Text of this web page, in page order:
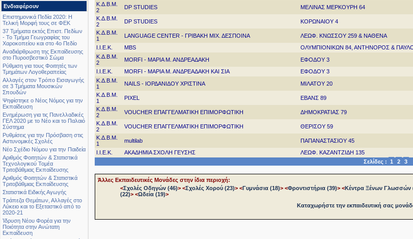
Ενδιαφέρουν
Επιστημονικά Πεδία 2020: Η
Τελική Μορφή τους σε ΦΕΚ
37 Τμήματα εκτός Επιστ. Πεδίων
- Το Τμήμα Γεωγραφίας του
Χαροκοπείου και στο 4ο Πεδίο
Αναδιάρθρωση της Εκπαίδευσης
στο Πυροσβεστικό Σώμα
Ρύθμιση για τους Φοιτητές των
Τμημάτων Λογοθεραπείας
Αλλαγές στον Τρόπο Εισαγωγής
σε 3 Τμήματα Μουσικών
Σπουδών
Ψηφίστηκε ο Νέος Νόμος για την
Εκπαίδευση
Ενημέρωση για τις Πανελλαδικές
ΓΕΛ 2020 με το Νέο και το Παλαιό
Σύστημα
Ρυθμίσεις για την Πρόσβαση στις
Αστυνομικές Σχολές
Νέο Σχέδιο Νόμου για την Παιδεία
Αριθμός Φοιτητών & Στατιστικά
Τεχνολογικού Τομέα
Τριτοβάθμιας Εκπαίδευσης
Αριθμός Φοιτητών & Στατιστικά
Τριτοβάθμιας Εκπαίδευσης
Στατιστικά Ειδικής Αγωγής
Τράπεζα Θεμάτων, Αλλαγές στο
Λύκειο και το Εξεταστικό από το
2020-21
Ίδρυση Νέου Φορέα για την
Ποιότητα στην Ανώτατη
Εκπαίδευση
Κ.Δ.Β.Μ.
2
DP STUDIES ΜΕΛΙΝΑΣ ΜΕΡΚΟΥΡΗ 64
Κ.Δ.Β.Μ.
2
DP STUDIES ΚΟΡΩΝΑΙΟΥ 4
Κ.Δ.Β.Μ.
1
LANGUAGE CENTER - ΓΡΙΒΑΚΗ ΜΙΧ. ΔΕΣΠΟΙΝΑ ΛΕΩΦ. ΚΝΩΣΣΟΥ 259 & ΝΑΘΕΝΑ
Ι.Ι.Ε.Κ.
MBS ΟΛΥΜΠΙΟΝΙΚΩΝ 84, ΑΝΤΗΝΟΡΟΣ &
Κ.Δ.Β.Μ.
2
MORFI - ΜΑΡΙΑ Μ. ΑΝΔΡΕΑΔΑΚΗ ΕΦΟΔΟΥ 3
Ι.Ι.Ε.Κ.
MORFI - ΜΑΡΙΑ Μ. ΑΝΔΡΕΑΔΑΚΗ ΚΑΙ ΣΙΑ ΕΦΟΔΟΥ 3
Κ.Δ.Β.Μ.
1
NAILS - ΙΟΡΔΑΝΙΔΟΥ ΧΡΙΣΤΙΝΑ ΜΙΛΑΤΟΥ 20
Κ.Δ.Β.Μ.
1
PIXEL ΕΒΑΝΣ 89
Κ.Δ.Β.Μ.
2
VOUCHER ΕΠΑΓΓΕΛΜΑΤΙΚΗ ΕΠΙΜΟΡΦΩΤΙΚΗ ΔΗΜΟΚΡΑΤΙΑΣ 79
Κ.Δ.Β.Μ.
2
VOUCHER ΕΠΑΓΓΕΛΜΑΤΙΚΗ ΕΠΙΜΟΡΦΩΤΙΚΗ ΘΕΡΙΣΟΥ 59
Κ.Δ.Β.Μ.
1
multilab ΠΑΠΑΝΑΣΤΑΣΙΟΥ 45
Ι.Ι.Ε.Κ.
ΑΚΑΔΗΜΙΑ ΣΧΟΛΗ ΓΕΥΣΗΣ ΛΕΩΦ. ΚΑΖΑΝΤΖΙΔΗ 135
Σελίδες : 1 2 3
Άλλες Εκπαιδευτικές Μονάδες στην ίδια περιοχή:
<Σχολές Οδηγών (46)> <Σχολές Χορού (23)> <Γυμνάσια (18)> <Φροντιστήρια (39)> <Κέντρα Ξένων Γλωσσών
(22)> <Ωδεία (19)>
Καταχωρήστε την εκπαιδευτική σας